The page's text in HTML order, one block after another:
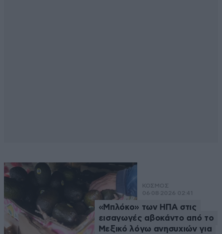
ΚΟΣΜΟΣ
06·08·2026 02:41
«Μπλόκο» των ΗΠΑ στις
εισαγωγές αβοκάντο από το
Μεξικό λόγω ανησυχιών για